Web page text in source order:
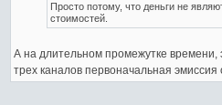
Просто потому, что деньги не
стоимостей.
А на длительном промежутке времени,
трех каналов первоначальная